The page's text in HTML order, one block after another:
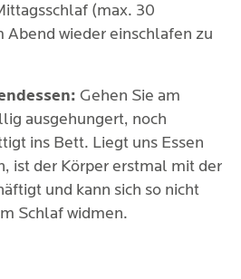
(max. 30
Abend wieder einschlafen zu
Gehen Sie am
ausgehungert, noch
ins Bett. Liegt uns Essen
ist der Körper erstmal mit der
und kann sich so nicht
Schlaf widmen.